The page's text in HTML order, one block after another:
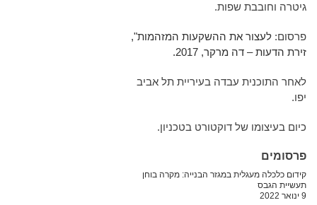
גיטרה וחובבת שפות.
פרסום: לעצור את ההשקעות המזהמות",
זירת הדעות – דה מרקר, 2017.
לאחר התוכנית עבדה בעיריית תל אביב
יפו.
כיום בעיצומו של דוקטורט בטכניון.
פרסומים
קידום כלכלה מעגלית במגזר הבנייה: מקרה בוחן
תעשיית הגבס
9 ינואר 2022